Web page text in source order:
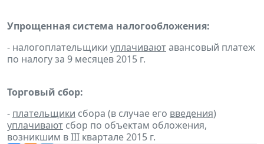
Упрощенная система налогообложения:
- налогоплательщики уплачиваютавансовый платеж
по налогу за 9 месяцев 2015 г.
Торговый сбор:
- плательщики сбора (в случае его введения)
уплачивают сбор по объектам обложения,
возникшим в III квартале 2015 г.